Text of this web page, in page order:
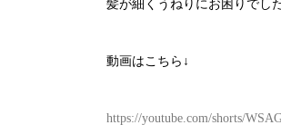
髪が細くうねりにお困りでし
動画はこちら↓
https://youtube.com/shorts/